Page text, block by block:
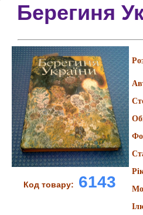
Берегиня
Код товару: 6143